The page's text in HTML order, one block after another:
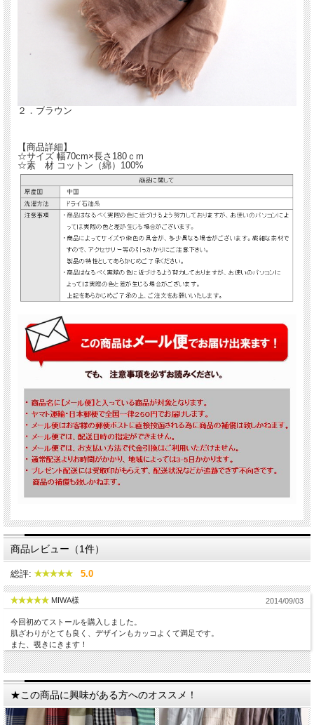
冷房対策にばっちりでおしゃれなかっこいいドクロモチーフのストールです。
柄は、スカルがプリントされたメンズに人気の柄ストール。大きく広げるとわかる
小さなドクロで実は大きなドクロになっているのです！おちゃめなスカルの模様で
メンズ人気のシンプルでマニッシュな柄ですが、グレーとブラウンの2色です。ユ
もちろん使えますが、父の日や男性への誕生日のプレゼントしていかがでしょう
か？
２．ブラウン
【商品詳細】
☆サイズ 幅70cm×長さ180ｃm
☆素 材 コットン（綿）100%
商品レビュー（1件）
総評: 5.0
MIWA様 2014/09/03
今回初めてストールを購入しました。
肌ざわりがとても良く、デザインもカッコよくて満足です。
また、覗きにきます！
★この商品に興味がある方へのオススメ！